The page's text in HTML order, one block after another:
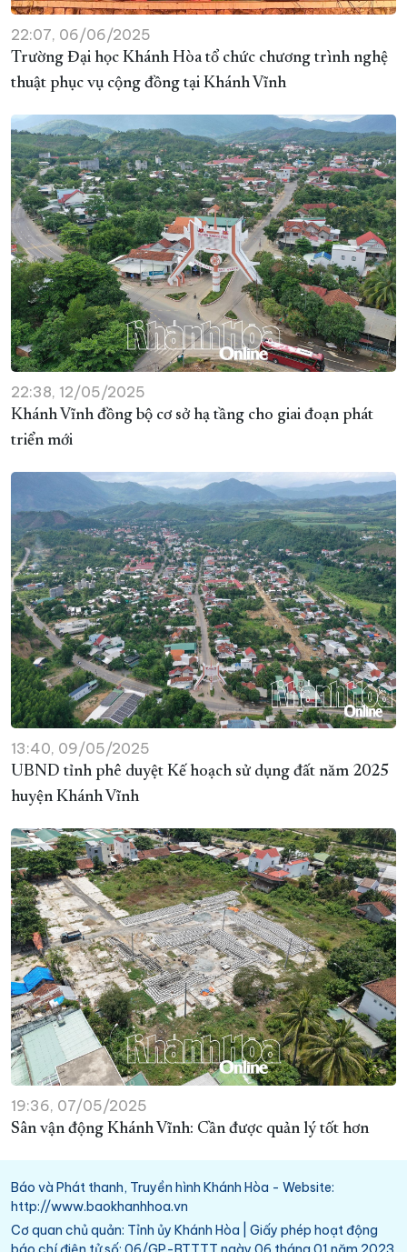
22:07, 06/06/2025
Trường Đại học Khánh Hòa tổ chức chương trình nghệ
thuật phục vụ cộng đồng tại Khánh Vĩnh
22:38, 12/05/2025
Khánh Vĩnh đồng bộ cơ sở hạ tầng cho giai đoạn phát
triển mới
13:40, 09/05/2025
UBND tỉnh phê duyệt Kế hoạch sử dụng đất năm 2025
huyện Khánh Vĩnh
19:36, 07/05/2025
Sân vận động Khánh Vĩnh: Cần được quản lý tốt hơn
Báo và Phát thanh, Truyền hình Khánh Hòa - Website:
http://www.baokhanhhoa.vn
Cơ quan chủ quản: Tỉnh ủy Khánh Hòa | Giấy phép hoạt động